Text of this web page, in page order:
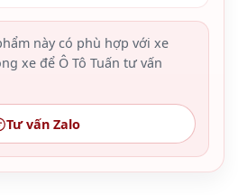
này có phù hợp với xe
xe để Ô Tô Tuấn tư vấn
Tư vấn Zalo